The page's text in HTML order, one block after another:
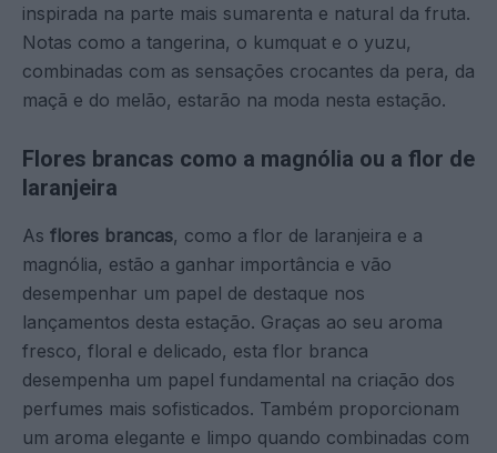
inspirada na parte mais sumarenta e natural da fruta.
Notas como a tangerina, o kumquat e o yuzu,
combinadas com as sensações crocantes da pera, da
maçã e do melão, estarão na moda nesta estação.
Flores brancas como a magnólia ou a flor de
laranjeira
As flores brancas, como a flor de laranjeira e a
magnólia, estão a ganhar importância e vão
desempenhar um papel de destaque nos
lançamentos desta estação. Graças ao seu aroma
fresco, floral e delicado, esta flor branca
desempenha um papel fundamental na criação dos
perfumes mais sofisticados. Também proporcionam
um aroma elegante e limpo quando combinadas com